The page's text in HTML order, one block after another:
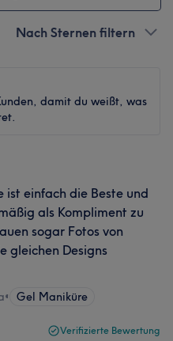
Nach Sternen filtern
damit du weißt, was
ist einfach die Beste und
als Kompliment zu
sogar Fotos von
gleichen Designs
• Gel Maniküre
Verifizierte Bewertung